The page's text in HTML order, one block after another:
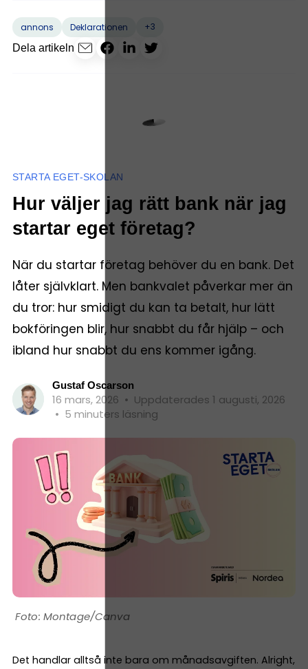
annons Deklarationen
+3
Dela artikeln
STARTA EGET-SKOLAN
Hur väljer jag rätt bank när jag
startar eget företag?
När du startar företag behöver du en bank. Det
låter självklart. Men bankvalet påverkar mer än
du tror: hur smidigt du kan ta betalt, hur lätt
bokföringen blir, hur snabbt du får hjälp – och
ibland hur snabbt du ens kommer igång.
Gustaf Oscarson
16 mars, 2026 • Uppdaterades 1 augusti, 2026
• 5 minuters läsning
Montage/Canva
Det handlar alltså inte bara om månadsavgiften. Alright,